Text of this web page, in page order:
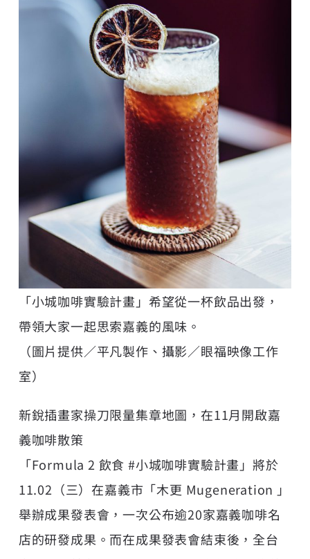
「小城咖啡實驗計畫」希望從一杯飲品出發，
帶領大家一起思索嘉義的風味。
（圖片提供／平凡製作、攝影／眼福映像工作
室）
新銳插畫家操刀限量集章地圖，在11月開啟嘉
義咖啡散策
「Formula 2 飲食 #小城咖啡實驗計畫」將於
11.02（三）在嘉義市「木更 Mugeneration 」
舉辦成果發表會，一次公布逾20家嘉義咖啡名
店的研發成果。而在成果發表會結束後，全台